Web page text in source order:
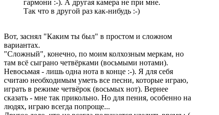
гармони :-). А другая камера не при мне.
Так что в другой раз как-нибудь :-)
Вот, заснял "Каким ты был" в простом и сложном
вариантах.
"Сложный", конечно, по моим колхозным меркам, но
там всё сыграно четвёрками (восьмыми нотами).
Невосьмая - лишь одна нота в конце :-). Я для себя
считаю необходимым уметь все песни, которые играю,
играть в режиме четвёрок (восьмых нот). Вернее
сказать - мне так прикольно. Но для пения, особенно на
людях, играю всегда попроще...